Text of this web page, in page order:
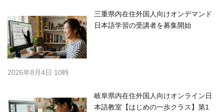
三重県内在住外国人向けオンデマンド
日本語学習の受講者を募集開始
2026年8月4日 10時
岐阜県内在住外国人向けオンライン日
本語教室【はじめの一歩クラス】第1